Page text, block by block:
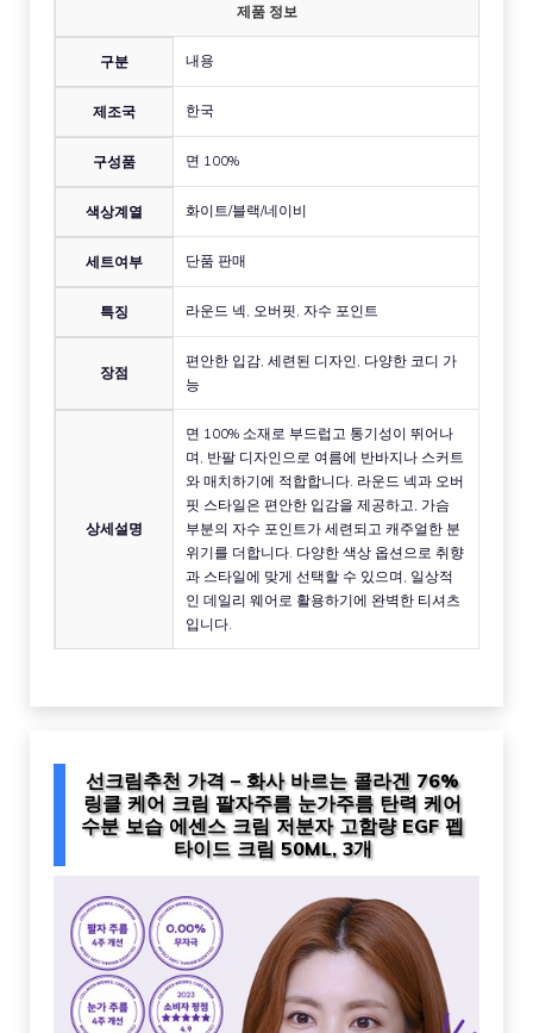
제품 정보
구분 내용
제조국 한국
구성품 면 100%
색상계열 화이트/블랙/네이비
세트여부 단품 판매
특징 라운드 넥, 오버핏, 자수 포인트
장점
편안한 입감, 세련된 디자인, 다양한 코디 가
능
상세설명
면 100% 소재로 부드럽고 통기성이 뛰어나
며, 반팔 디자인으로 여름에 반바지나 스커트
와 매치하기에 적합합니다. 라운드 넥과 오버
핏 스타일은 편안한 입감을 제공하고, 가슴
부분의 자수 포인트가 세련되고 캐주얼한 분
위기를 더합니다. 다양한 색상 옵션으로 취향
과 스타일에 맞게 선택할 수 있으며, 일상적
인 데일리 웨어로 활용하기에 완벽한 티셔츠
입니다.
선크림추천 가격 – 화사 바르는 콜라겐 76%
링클 케어 크림 팔자주름 눈가주름 탄력 케어
수분 보습 에센스 크림 저분자 고함량 EGF 펩
타이드 크림 50ML, 3개